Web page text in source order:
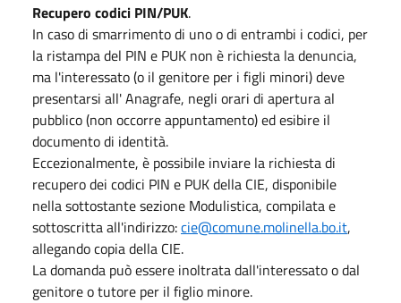
Recupero codici PIN/PUK.
In caso di smarrimento di uno o di entrambi i codici, per
la ristampa del PIN e PUK non è richiesta la denuncia,
ma l'interessato (o il genitore per i figli minori) deve
presentarsi all' Anagrafe, negli orari di apertura al
pubblico (non occorre appuntamento) ed esibire il
documento di identità.
Eccezionalmente, è possibile inviare la richiesta di
recupero dei codici PIN e PUK della CIE, disponibile
nella sottostante sezione Modulistica, compilata e
sottoscritta all'indirizzo:cie@comune.molinella.bo.it,
allegando copia della CIE.
La domanda può essere inoltrata dall'interessato o dal
genitore o tutore per il figlio minore.